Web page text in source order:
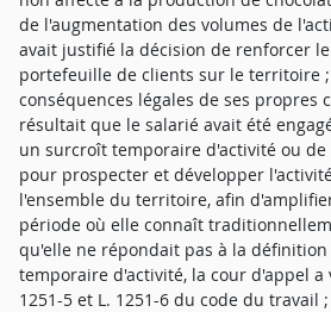
de l'augmentation des volumes de
avait justifié la décision de renforcer
portefeuille de clients sur le territoire
conséquences légales de ses propres
résultait que le salarié avait été
un surcroît temporaire d'activité ou de
pour prospecter et développer
l'ensemble du territoire, afin
période où elle connaît
qu'elle ne répondait pas à la
temporaire d'activité, la cour d'appel a
1251-5 et L. 1251-6 du code du travail ;